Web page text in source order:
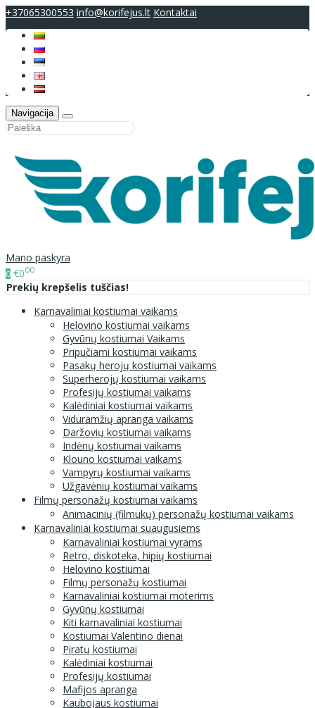
+37065300553 info@korifejus.lt Kontaktai
Navigacija
Mano paskyra
0 €000
Prekių krepšelis tuščias!
Karnavaliniai kostiumai vaikams
Helovino kostiumai vaikams
Gyvūnų kostiumai Vaikams
Pripučiami kostiumai vaikams
Pasakų herojų kostiumai vaikams
Superherojų kostiumai vaikams
Profesijų kostiumai vaikams
Kalėdiniai kostiumai vaikams
Viduramžių apranga vaikams
Daržovių kostiumai vaikams
Indėnų kostiumai vaikams
Klouno kostiumai vaikams
Vampyrų kostiumai vaikams
Užgavėnių kostiumai vaikams
Filmų personažų kostiumai vaikams
Animacinių (filmukų) personažų kostiumai vaikams
Karnavaliniai kostiumai suaugusiems
Karnavaliniai kostiumai vyrams
Retro, diskoteka, hipių kostiumai
Helovino kostiumai
Filmų personažų kostiumai
Karnavaliniai kostiumai moterims
Gyvūnų kostiumai
Kiti karnavaliniai kostiumai
Kostiumai Valentino dienai
Piratų kostiumai
Kalėdiniai kostiumai
Profesijų kostiumai
Mafijos apranga
Kaubojaus kostiumai